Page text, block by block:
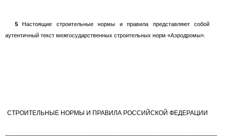
5Настоящие строительные нормы и правила представляют собой
аутентичный текст межгосударственных строительных норм «Аэродромы».
СТРОИТЕЛЬНЫЕ НОРМЫ И ПРАВИЛА РОССИЙСКОЙ ФЕДЕРАЦИИ